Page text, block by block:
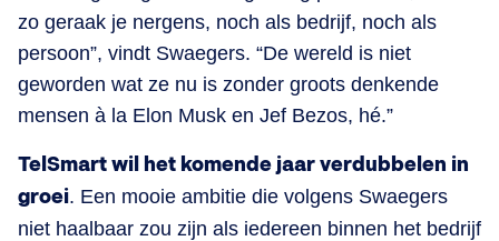
zo geraak je nergens, noch als bedrijf, noch als
persoon”, vindt Swaegers. “De wereld is niet
geworden wat ze nu is zonder groots denkende
mensen à la Elon Musk en Jef Bezos, hé.”
TelSmart wil het komende jaar verdubbelen in
groei. Een mooie ambitie die volgens Swaegers
niet haalbaar zou zijn als iedereen binnen het bedrijf